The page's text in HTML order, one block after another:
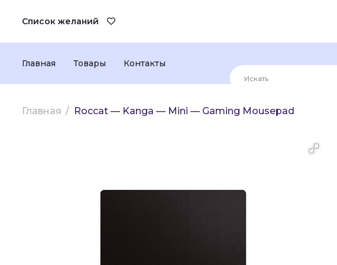
Список желаний
Главная Товары Контакты
Главная Roccat — Kanga — Mini — Gaming Mousepad